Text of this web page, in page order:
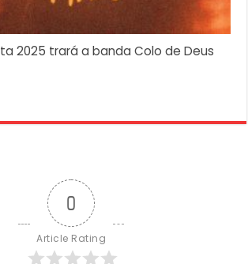
2025 trará a banda Colo de Deus
0
Article Rating